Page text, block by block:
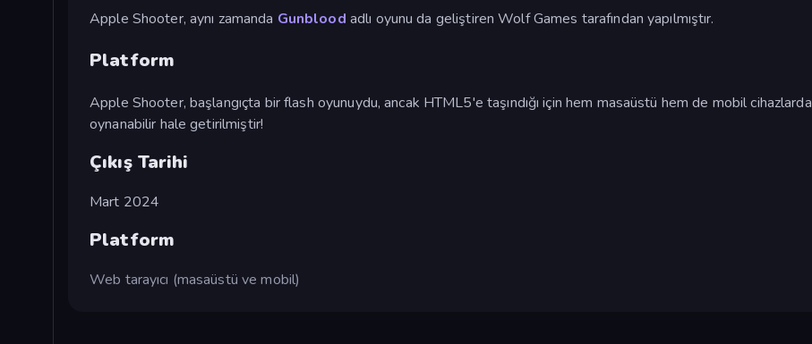
Apple Shooter, aynı zamanda Gunblood adlı oyunu da geliştiren Wolf Games tarafından yapılmıştır.
Platform
Apple Shooter, başlangıçta bir flash oyunuydu, ancak HTML5'e taşındığı için hem masaüstü hem de mobil cihazlarda
oynanabilir hale getirilmiştir!
Çıkış Tarihi
Mart 2024
Platform
Web tarayıcı (masaüstü ve mobil)